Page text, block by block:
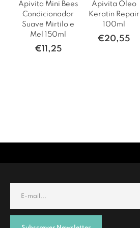
Apivita Mini Bees
Condicionador
Suave Mirtilo e
Mel 150ml
€11,25
Apivita Óleo
Keratin Repair
100ml
€20,55